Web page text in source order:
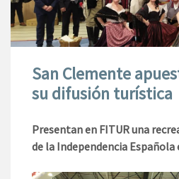
San Clemente
su difusión turística
Presentan en FITURuna
de la Independencia Española